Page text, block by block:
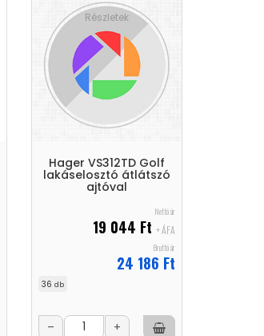
Részletek
Hager VS312TD Golf
lakáselosztó átlátszó
ajtóval
Nettó ár
19 044 Ft + ÁFA
Bruttó ár
24 186 Ft
36 db
– +